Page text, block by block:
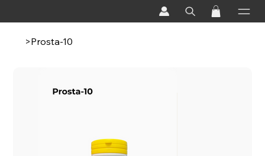
>Prosta-10